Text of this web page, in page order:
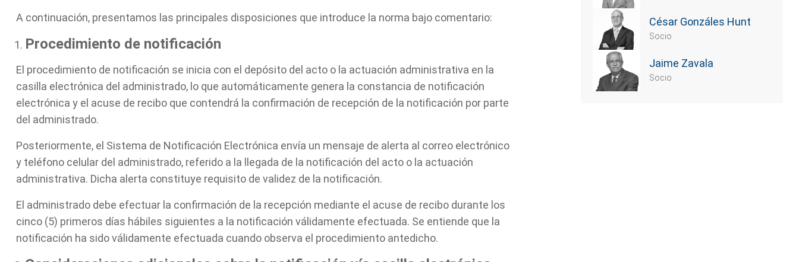
A continuación, presentamos las principales disposiciones que introduce la norma bajo comentario:
Procedimiento de notificación
El procedimiento de notificación se inicia con el depósito del acto o la actuación administrativa en la
casilla electrónica del administrado, lo que automáticamente genera la constancia de notificación
electrónica y el acuse de recibo que contendrá la confirmación de recepción de la notificación por parte
del administrado.
Posteriormente, el Sistema de Notificación Electrónica envía un mensaje de alerta al correo electrónico
y teléfono celular del administrado, referido a la llegada de la notificación del acto o la actuación
administrativa. Dicha alerta constituye requisito de validez de la notificación.
El administrado debe efectuar la confirmación de la recepción mediante el acuse de recibo durante los
cinco (5) primeros días hábiles siguientes a la notificación válidamente efectuada. Se entiende que la
notificación ha sido válidamente efectuada cuando observa el procedimiento antedicho.
César Gonzáles Hunt
Socio
Jaime Zavala
Socio